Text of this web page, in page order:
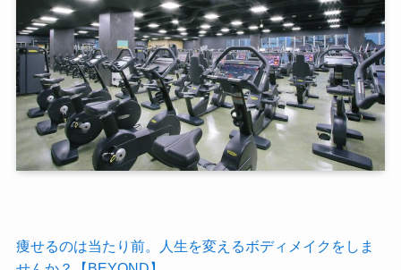
痩せるのは当たり前。人生を変えるボディメイクをしま